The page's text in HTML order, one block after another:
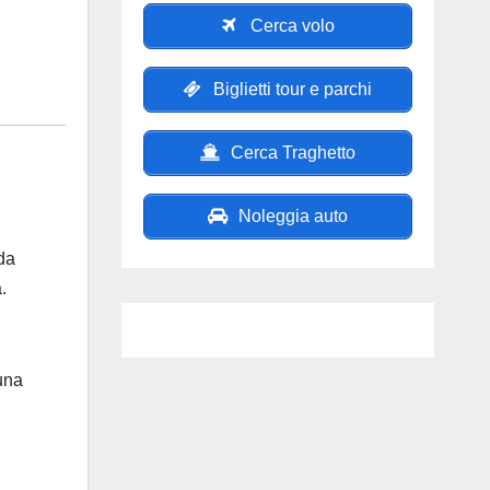
Cerca volo
Biglietti tour e parchi
Cerca Traghetto
Noleggia auto